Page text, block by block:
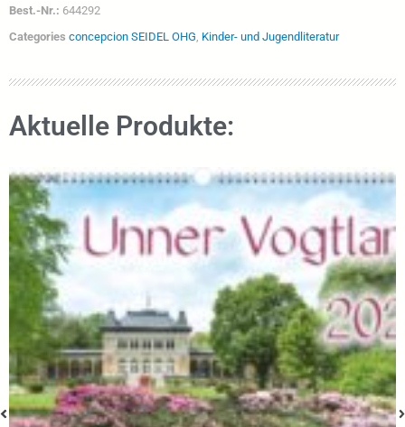
Best.-Nr.: 644292
Categories concepcion SEIDEL OHG, Kinder- und Jugendliteratur
Aktuelle Produkte: